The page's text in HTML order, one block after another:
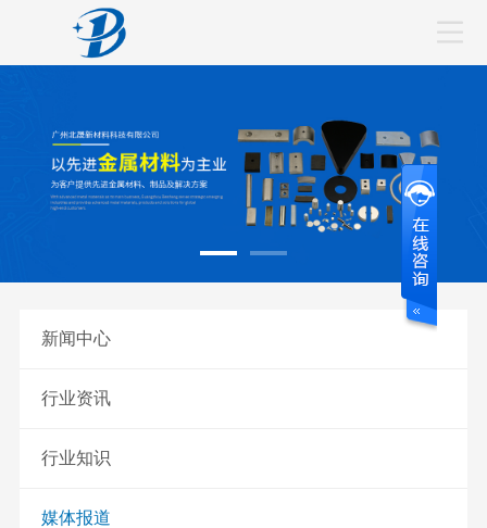
新闻中心
行业资讯
行业知识
媒体报道